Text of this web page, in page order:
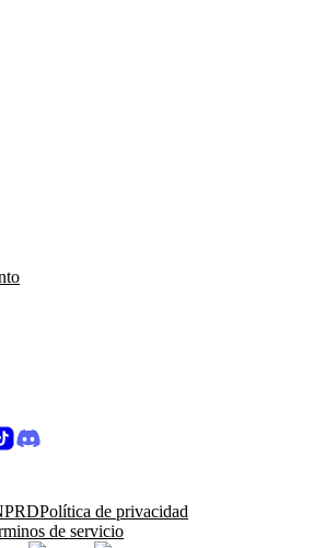
Política de privacidad
de servicio